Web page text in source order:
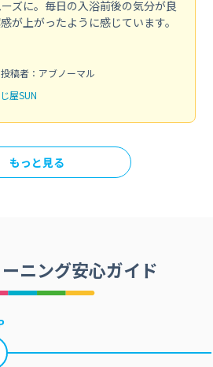
ズに。毎日の入浴前後の気分が良
が上がったように感じています。
投稿者：アブノーマル
屋SUN
もっと見る
ニング安心ガイド